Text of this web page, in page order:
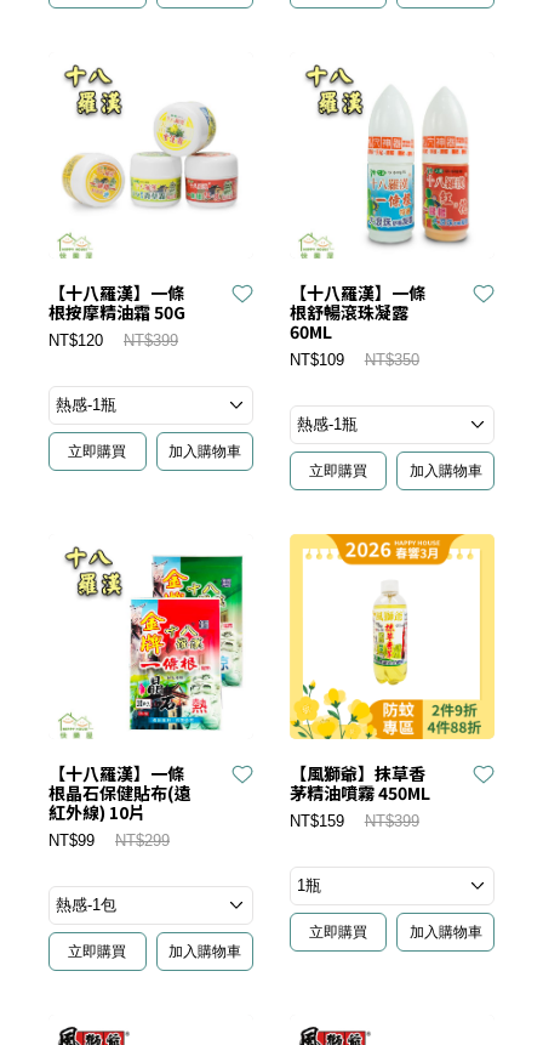
【十八羅漢】一條
根按摩精油霜 50G
NT$120 NT$399
立即購買 加入購物車
【十八羅漢】一條
根舒暢滾珠凝露
60ML
NT$109 NT$350
立即購買 加入購物車
【十八羅漢】一條
根晶石保健貼布(遠
紅外線) 10片
NT$99 NT$299
立即購買 加入購物車
【風獅爺】抹草香
茅精油噴霧 450ML
NT$159 NT$399
立即購買 加入購物車